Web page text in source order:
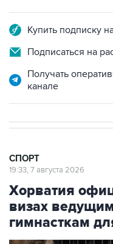
Купить подписку
Подписаться на
Получать
канале
СПОРТ
19:33, 7 августа 2026
Хорватия
визах
гимнасткам